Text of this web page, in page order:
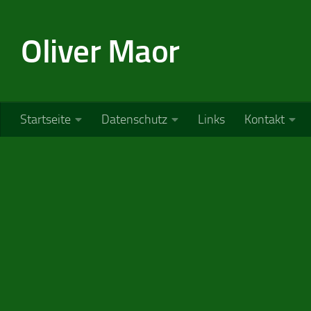
Oliver Maor
Startseite Datenschutz Links Kontakt